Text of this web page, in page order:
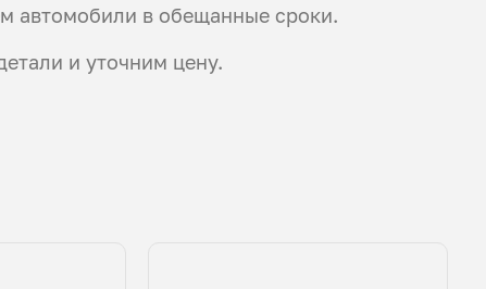
автомобили в обещанные сроки.
и уточним цену.